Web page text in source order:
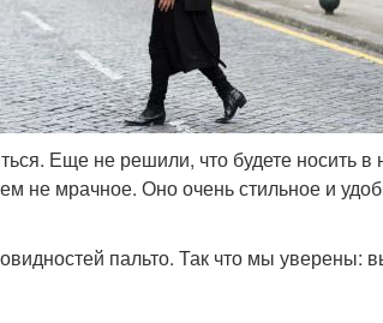
Еще не решили, что будете носить в
не мрачное. Оно очень стильное и
пальто. Так что мы уверены: